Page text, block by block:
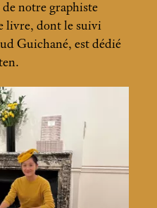
notre graphiste
livre, dont le suivi
Guichané, est dédié